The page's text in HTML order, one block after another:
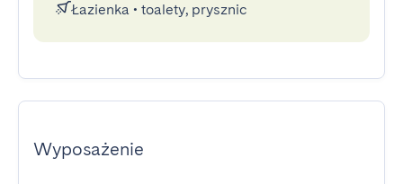
Łazienka • toalety, prysznic
Wyposażenie